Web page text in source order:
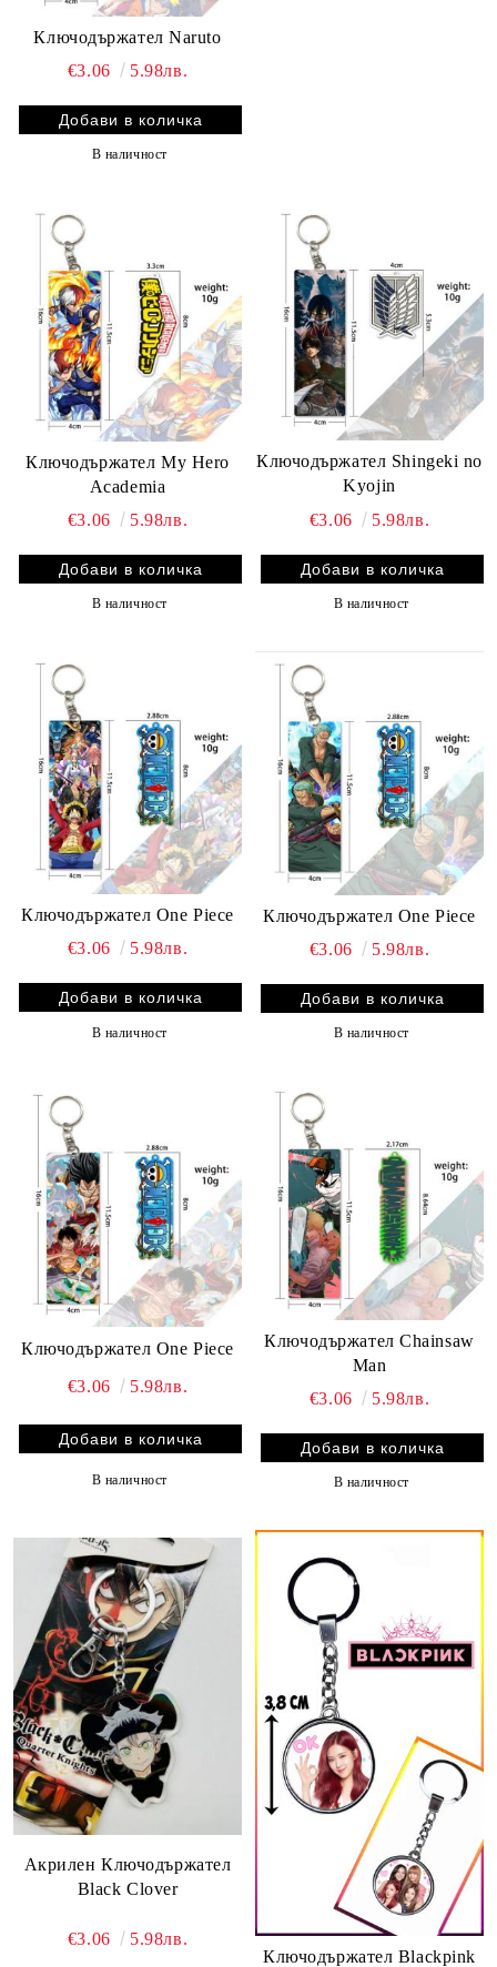
Ключодържател Naruto
€3.06
5.98лв.
В наличност
Ключодържател My Hero
Academia
€3.06
5.98лв.
В наличност
Ключодържател Shingeki no
Kyojin
€3.06
5.98лв.
В наличност
Ключодържател One Piece
€3.06
5.98лв.
В наличност
Ключодържател One Piece
€3.06
5.98лв.
В наличност
Ключодържател One Piece
€3.06
5.98лв.
В наличност
Ключодържател Chainsaw
Man
€3.06
5.98лв.
В наличност
Акрилен Ключодържател
Black Clover
€3.06 5.98лв.
Ключодържател Blackpink